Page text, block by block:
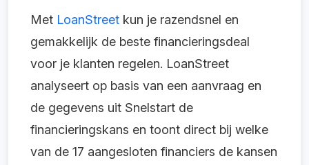
Met LoanStreet kun je razendsnel en
gemakkelijk de beste financieringsdeal
voor je klanten regelen. LoanStreet
analyseert op basis van een aanvraag en
de gegevens uit Snelstart de
financieringskans en toont direct bij welke
van de 17 aangesloten financiers de kansen